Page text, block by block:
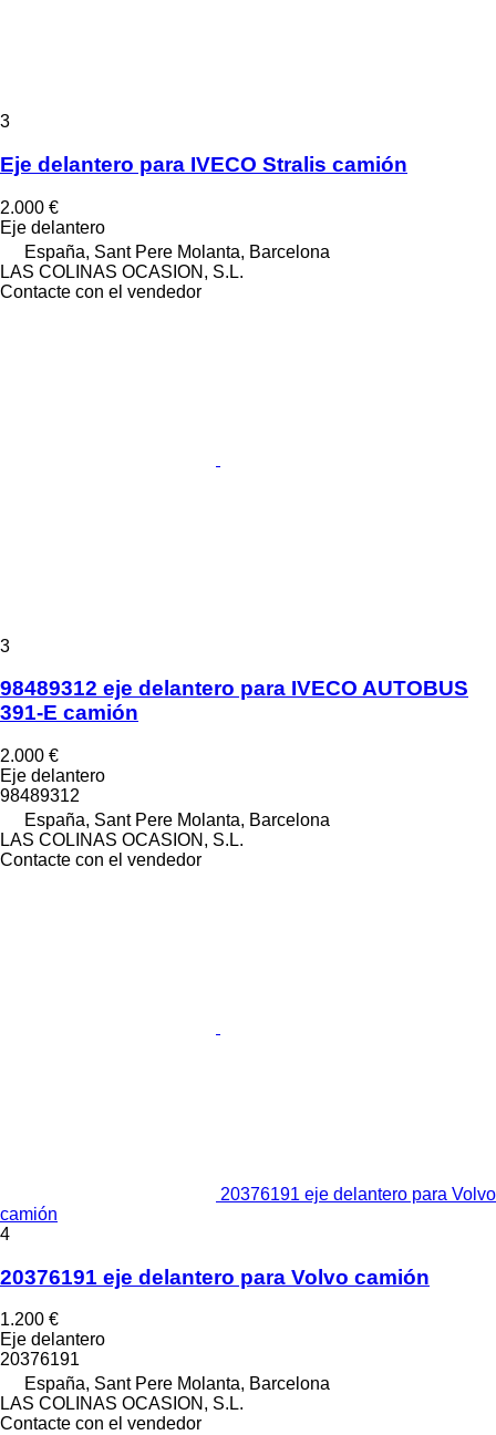
3
Eje delantero para IVECO Stralis camión
2.000 €
Eje delantero
España, Sant Pere Molanta, Barcelona
LAS COLINAS OCASION, S.L.
Contacte con el vendedor
3
98489312 eje delantero para IVECO AUTOBUS
391-E camión
2.000 €
Eje delantero
98489312
España, Sant Pere Molanta, Barcelona
LAS COLINAS OCASION, S.L.
Contacte con el vendedor
20376191 eje delantero para Volvo
camión
4
20376191 eje delantero para Volvo camión
1.200 €
Eje delantero
20376191
España, Sant Pere Molanta, Barcelona
LAS COLINAS OCASION, S.L.
Contacte con el vendedor